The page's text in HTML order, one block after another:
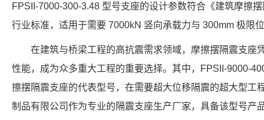
FPSII-7000-300-3.48 型号支座的设计参数符合《建筑摩擦
行业标准，适用于需要 7000kN 竖向承载力与 300mm 极限
在建筑与桥梁工程的高抗震需求领域，摩擦摆隔震支座
性能，成为众多重大工程的重要选择。其中，FPSII-9000-
擦摆隔震支座的代表型号，在需要超大位移隔震的超大型工
制品有限公司作为专业的隔震支座生产厂家，具备该型号产